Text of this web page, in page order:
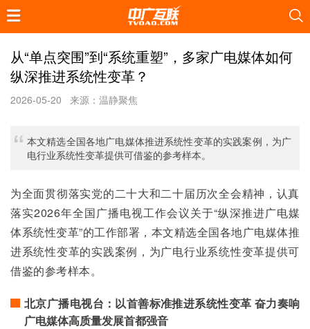
从“单点突围”到“系统重塑”，多家广电媒体如何
纵深推进系统性变革？
2026-05-20 来源：温静聚焦
本文精选全国各地广电媒体推进系统性变革的实践案例，为广
电行业系统性变革提供可借鉴的参考样本。
为全面贯彻落实党的二十大和二十届历次全会精神，认真
落实2026年全国广播电视工作会议关于“纵深推进广电媒
体系统性变革”的工作部署，本文精选全国各地广电媒体推
进系统性变革的实践案例，为广电行业系统性变革提供可
借鉴的参考样本。
北京广播电视台：以首善标准推进系统性变革 奋力奏响
广电媒体高质量发展首都强音